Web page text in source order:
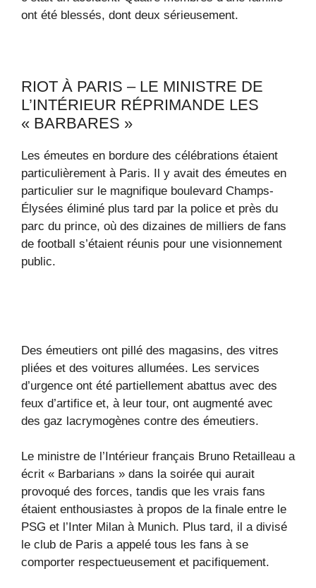
ont été blessés, dont deux sérieusement.
RIOT À PARIS – LE MINISTRE DE
L’INTÉRIEUR RÉPRIMANDE LES
« BARBARES »
Les émeutes en bordure des célébrations étaient
particulièrement à Paris. Il y avait des émeutes en
particulier sur le magnifique boulevard Champs-
Élysées éliminé plus tard par la police et près du
parc du prince, où des dizaines de milliers de fans
de football s’étaient réunis pour une visionnement
public.
Des émeutiers ont pillé des magasins, des vitres
pliées et des voitures allumées. Les services
d’urgence ont été partiellement abattus avec des
feux d’artifice et, à leur tour, ont augmenté avec
des gaz lacrymogènes contre des émeutiers.
Le ministre de l’Intérieur français Bruno Retailleau a
écrit « Barbarians » dans la soirée qui aurait
provoqué des forces, tandis que les vrais fans
étaient enthousiastes à propos de la finale entre le
PSG et l’Inter Milan à Munich. Plus tard, il a divisé
le club de Paris a appelé tous les fans à se
comporter respectueusement et pacifiquement.